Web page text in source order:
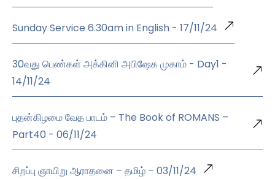
Sunday Service 6.30am in English - 17/11/24
30வது பெண்கள் அக்கினி அபிஷேக முகாம் - Day1 -
14/11/24
புதன்கிழமை வேத பாடம் – The Book of ROMANS –
Part40 - 06/11/24
சிறப்பு ஞாயிறு ஆராதனை – தமிழ் – 03/11/24